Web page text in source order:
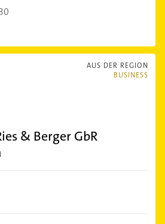
AUS DER REGION
BUSINESS
& Berger GbR